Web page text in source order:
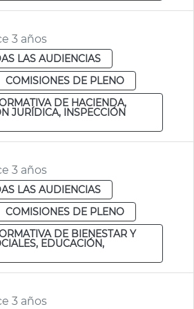
3 años
LAS AUDIENCIAS
COMISIONES DE PLENO
DE HACIENDA,
JURÍDICA, INSPECCIÓN
3 años
LAS AUDIENCIAS
COMISIONES DE PLENO
DE BIENESTAR Y
EDUCACIÓN,
3 años